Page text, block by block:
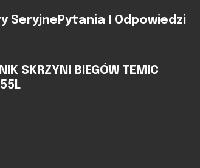
Seryjne Pytania I Odpowiedzi
SKRZYNI BIEGÓW TEMIC